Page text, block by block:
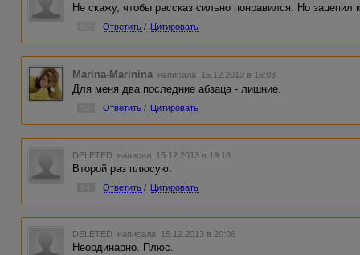
Не скажу, чтобы рассказ сильно понравился. Но
Ответить / Цитировать
Marina-Marinina написала 15.12.2013 в 16:03
Для меня два последние абзаца - лишние.
Ответить / Цитировать
DELETED написал 15.12.2013 в 19:18
Второй раз плюсую.
Ответить / Цитировать
DELETED написала 15.12.2013 в 20:06
Неординарно. Плюс.